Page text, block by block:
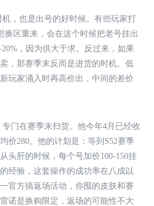
，也是出号的好时候。有些玩家打
换区重来，会在这个时候把老号挂出
，因为供大于求。反过来，如果
，那赛季末反而是进货的时机。低
玩家涌入时再高价出，中间的差价
门在赛季末扫货。他今年4月已经收
价280。他的计划是：等到S52赛季
头肝的时候，每个号加价100-150挂
经验，这套操作的成功率在八成以
官方搞返场活动，你囤的皮肤和赛
诺是换购限定，返场的可能性不大